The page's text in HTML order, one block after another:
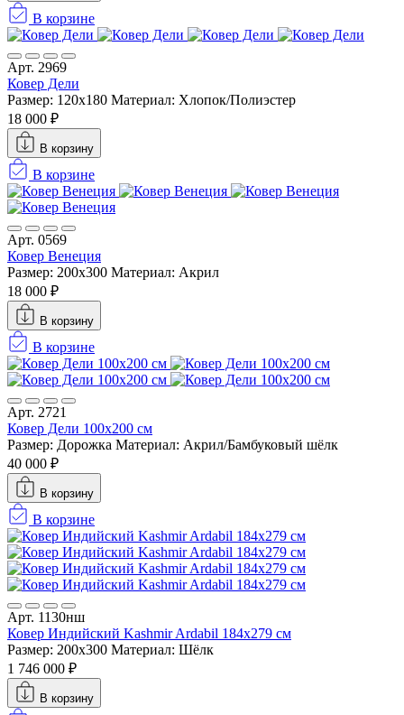
В корзине
Арт. 2969
Ковер Дели
Размер: 120x180 Материал: Хлопок/Полиэстер
18 000 ₽
В корзину
В корзине
Арт. 0569
Ковер Венеция
Размер: 200x300 Материал: Акрил
18 000 ₽
В корзину
В корзине
Арт. 2721
Ковер Дели 100х200 см
Размер: Дорожка Материал: Акрил/Бамбуковый шёлк
40 000 ₽
В корзину
В корзине
Арт. 1130нш
Ковер Индийский Kashmir Ardabil 184x279 см
Размер: 200x300 Материал: Шёлк
1 746 000 ₽
В корзину